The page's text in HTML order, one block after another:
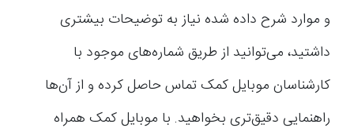
و موارد شرح داده شده نیاز به توضیحات بیشتری
داشتید، می‌توانید از طریق شماره‌های موجود با
کارشناسان موبایل کمک تماس حاصل کرده و از آن‌ها
راهنمایی دقیق‌تری بخواهید. با موبایل کمک همراه